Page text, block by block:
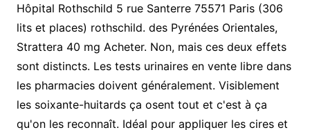
Hôpital Rothschild 5 rue Santerre 75571 Paris (306
lits et places) rothschild. des Pyrénées Orientales,
Strattera 40 mg Acheter. Non, mais ces deux effets
sont distincts. Les tests urinaires en vente libre dans
les pharmacies doivent généralement. Visiblement
les soixante-huitards ça osent tout et c'est à ça
qu'on les reconnaît. Idéal pour appliquer les cires et